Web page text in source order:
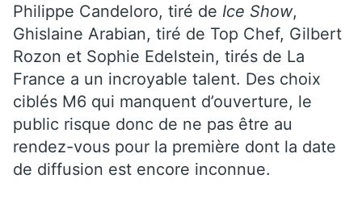
Philippe Candeloro, tiré de Ice Show,
Ghislaine Arabian, tiré de Top Chef, Gilbert
Rozon et Sophie Edelstein, tirés de La
France a un incroyable talent. Des choix
ciblés M6 qui manquent d’ouverture, le
public risque donc de ne pas être au
rendez-vous pour la première dont la date
de diffusion est encore inconnue.